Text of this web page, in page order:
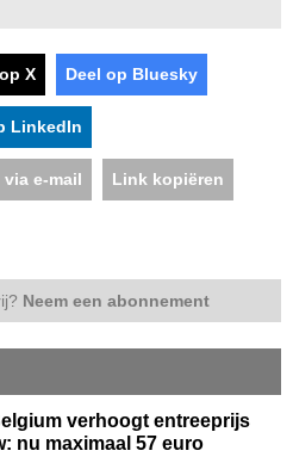
X Deel op Bluesky
LinkedIn
via e-mail Link kopiëren
Neem een abonnement
verhoogt entreeprijs
nu maximaal 57 euro